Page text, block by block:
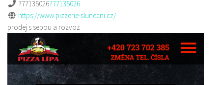
777135026777135026
https://www.pizzerie-slunecni.cz/
prodej s sebou a rozvoz